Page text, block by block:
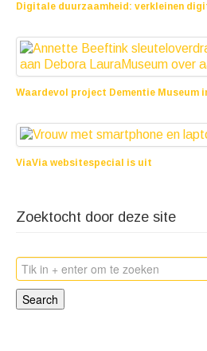
Digitale duurzaamheid: verkleinen
Waardevol project Dementie Museum
ViaVia websitespecial is uit
Zoektocht door deze site
Search